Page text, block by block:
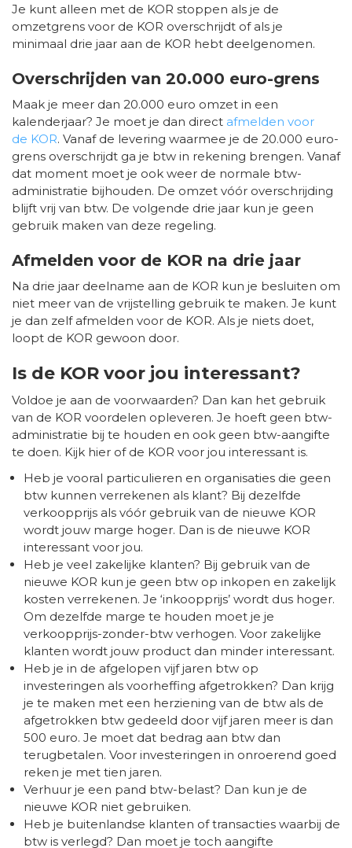
Je kunt alleen met de KOR stoppen als je de
omzetgrens voor de KOR overschrijdt of als je
minimaal drie jaar aan de KOR hebt deelgenomen.
Overschrijden van 20.000 euro-grens
Maak je meer dan 20.000 euro omzet in een
kalenderjaar? Je moet je dan direct afmelden voor
de KOR. Vanaf de levering waarmee je de 20.000 euro-
grens overschrijdt ga je btw in rekening brengen. Vanaf
dat moment moet je ook weer de normale btw-
administratie bijhouden. De omzet vóór overschrijding
blijft vrij van btw. De volgende drie jaar kun je geen
gebruik maken van deze regeling.
Afmelden voor de KOR na drie jaar
Na drie jaar deelname aan de KOR kun je besluiten om
niet meer van de vrijstelling gebruik te maken. Je kunt
je dan zelf afmelden voor de KOR. Als je niets doet,
loopt de KOR gewoon door.
Is de KOR voor jou interessant?
Voldoe je aan de voorwaarden? Dan kan het gebruik
van de KOR voordelen opleveren. Je hoeft geen btw-
administratie bij te houden en ook geen btw-aangifte
te doen. Kijk hier of de KOR voor jou interessant is.
Heb je vooral particulieren en organisaties die geen
btw kunnen verrekenen als klant? Bij dezelfde
verkoopprijs als vóór gebruik van de nieuwe KOR
wordt jouw marge hoger. Dan is de nieuwe KOR
interessant voor jou.
Heb je veel zakelijke klanten? Bij gebruik van de
nieuwe KOR kun je geen btw op inkopen en zakelijk
kosten verrekenen. Je ‘inkoopprijs’ wordt dus hoger.
Om dezelfde marge te houden moet je je
verkoopprijs-zonder-btw verhogen. Voor zakelijke
klanten wordt jouw product dan minder interessant.
Heb je in de afgelopen vijf jaren btw op
investeringen als voorheffing afgetrokken? Dan krijg
je te maken met een herziening van de btw als de
afgetrokken btw gedeeld door vijf jaren meer is dan
500 euro. Je moet dat bedrag aan btw dan
terugbetalen. Voor investeringen in onroerend goed
reken je met tien jaren.
Verhuur je een pand btw-belast? Dan kun je de
nieuwe KOR niet gebruiken.
Heb je buitenlandse klanten of transacties waarbij de
btw is verlegd? Dan moet je toch aangifte